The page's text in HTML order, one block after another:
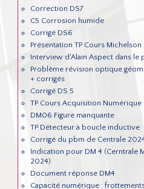
Correction DS7
C5 Corrosion humide
Corrigé DS6
Présentation TP Cours Michelson
Interview d'Alain Aspect dans le
Problème révision optique
+ corrigés
Corrigé DS 5
TP Cours Acquisition Numérique
DM06 Figure manquante
TP Détecteur à boucle inductive
Corrigé du pbm de Centrale
Indication pour DM 4 (Cerntrale
2024)
Document réponse DM4
Capacité numérique :